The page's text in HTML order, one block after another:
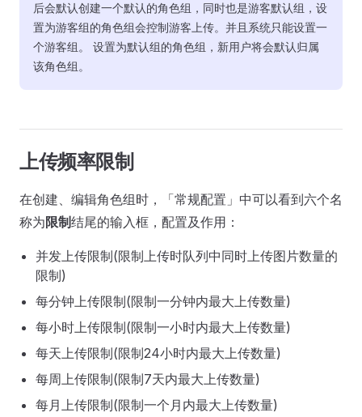
后会默认创建一个默认的角色组，同时也是游客默认组，设
置为游客组的角色组会控制游客上传。并且系统只能设置一
个游客组。 设置为默认组的角色组，新用户将会默认归属
该角色组。
上传频率限制
在创建、编辑角色组时，「常规配置」中可以看到六个名
称为限制结尾的输入框，配置及作用：
并发上传限制(限制上传时队列中同时上传图片数量的
限制)
每分钟上传限制(限制一分钟内最大上传数量)
每小时上传限制(限制一小时内最大上传数量)
每天上传限制(限制24小时内最大上传数量)
每周上传限制(限制7天内最大上传数量)
每月上传限制(限制一个月内最大上传数量)